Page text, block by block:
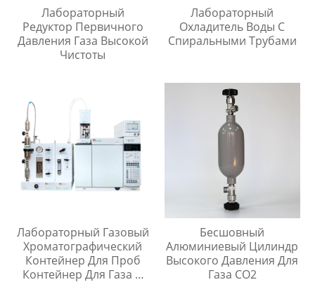
Лабораторный
Редуктор Первичного
Давления Газа Высокой
Чистоты
Лабораторный
Охладитель Воды С
Спиральными Трубами
Лабораторный Газовый
Хроматографический
Контейнер Для Проб
Контейнер Для Газа И
Бесшовный
Алюминиевый Цилиндр
Высокого Давления Для
Газа CO2